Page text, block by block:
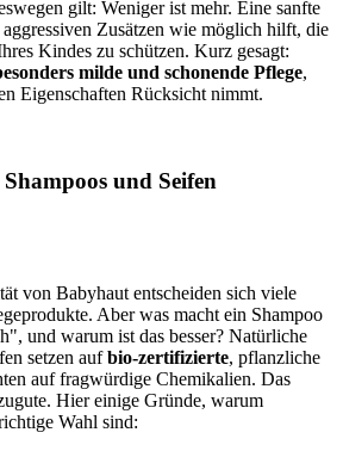
gilt: Weniger ist mehr. Eine sanfte
Zusätzen wie möglich hilft, die
Kindes zu schützen. Kurz gesagt:
milde und schonende Pflege,
Eigenschaften Rücksicht nimmt.
und Seifen
von Babyhaut entscheiden sich viele
Aber was macht ein Shampoo
und warum ist das besser? Natürliche
setzen aufbio-zertifizierte, pflanzliche
auf fragwürdige Chemikalien. Das
Hier einige Gründe, warum
Wahl sind: